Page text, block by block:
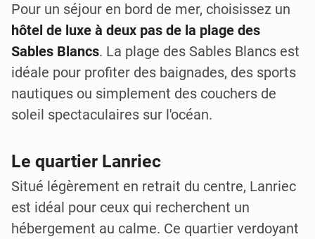
Pour un séjour en bord de mer, choisissez un
hôtel de luxe à deux pas de la plage des
Sables Blancs. La plage des Sables Blancs est
idéale pour profiter des baignades, des sports
nautiques ou simplement des couchers de
soleil spectaculaires sur l'océan.
Le quartier Lanriec
Situé légèrement en retrait du centre, Lanriec
est idéal pour ceux qui recherchent un
hébergement au calme. Ce quartier verdoyant